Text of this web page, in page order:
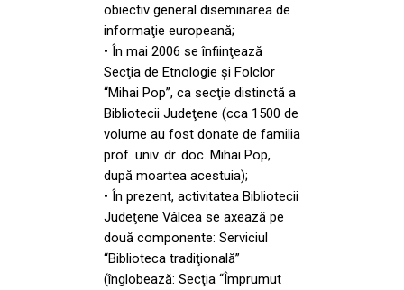
obiectiv general diseminarea de
informaţie europeană;
• În mai 2006 se înfiinţează
Secţia de Etnologie şi Folclor
“Mihai Pop”, ca secţie distinctă a
Bibliotecii Judeţene (cca 1500 de
volume au fost donate de familia
prof. univ. dr. doc. Mihai Pop,
după moartea acestuia);
• În prezent, activitatea Bibliotecii
Judeţene Vâlcea se axează pe
două componente: Serviciul
“Biblioteca tradiţională”
(înglobează: Secţia “Împrumut